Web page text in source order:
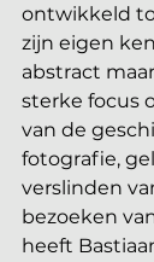
ontwikkeld
zijn eigen
abstract
sterke focus
van de
fotografie,
verslinden
bezoeken
heeft